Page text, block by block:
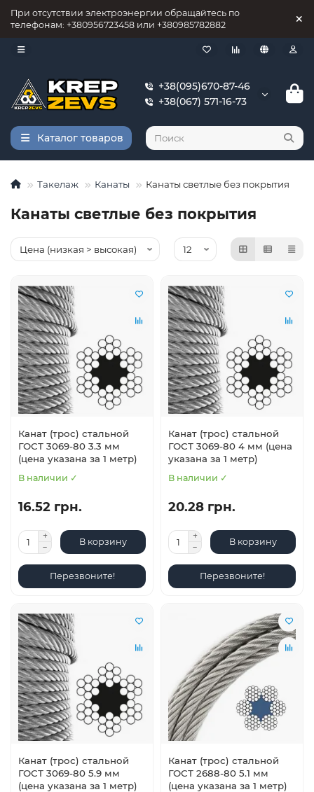
При отсутствии электроэнергии обращайтесь по
телефонам: +380956723458 или +380985782882
+38(095)670-87-46
+38(067) 571-16-73
Каталог товаров
Такелаж Канаты Канаты светлые без покрытия
Канаты светлые без покрытия
Канат (трос) стальной
ГОСТ 3069-80 3.3 мм
(цена указана за 1 метр)
В наличии ✓
16.52 грн.
В корзину
Перезвоните!
Канат (трос) стальной
ГОСТ 3069-80 4 мм (цена
указана за 1 метр)
В наличии ✓
20.28 грн.
В корзину
Перезвоните!
Канат (трос) стальной
ГОСТ 3069-80 5.9 мм
(цена указана за 1 метр)
Канат (трос) стальной
ГОСТ 2688-80 5.1 мм
(цена указана за 1 метр)